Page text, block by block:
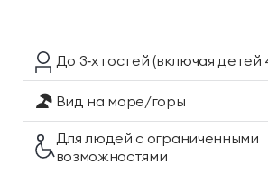
До 3‑х гостей(включая детей
Вид на море/горы
Для людей с ограниченными
возможностями